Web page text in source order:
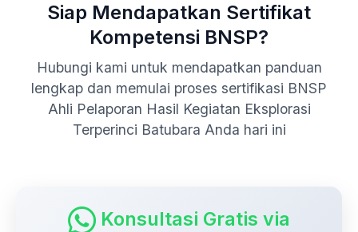
Siap Mendapatkan Sertifikat
Kompetensi BNSP?
Hubungi kami untuk mendapatkan panduan
lengkap dan memulai proses sertifikasi BNSP
Ahli Pelaporan Hasil Kegiatan Eksplorasi
Terperinci Batubara Anda hari ini
Konsultasi Gratis via